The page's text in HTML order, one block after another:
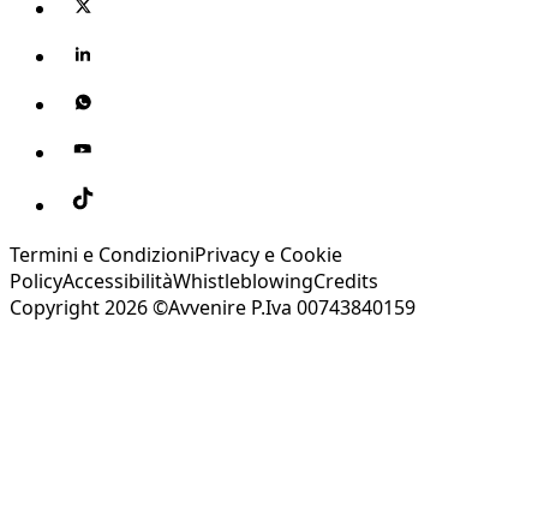
Termini e CondizioniPrivacy e Cookie
PolicyAccessibilitàWhistleblowingCredits
Copyright 2026 ©Avvenire P.Iva 00743840159